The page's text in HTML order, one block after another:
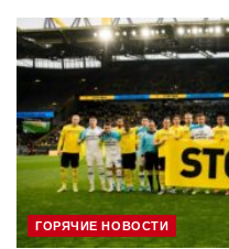
ГОРЯЧИЕ НОВОСТИ